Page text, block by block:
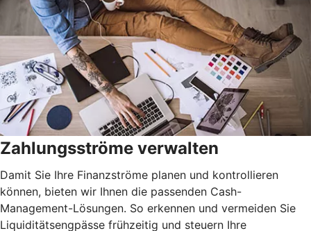
Zahlungsströme verwalten
Damit Sie Ihre Finanzströme planen und kontrollieren
können, bieten wir Ihnen die passenden Cash-
Management-Lösungen. So erkennen und vermeiden Sie
Liquiditätsengpässe frühzeitig und steuern Ihre